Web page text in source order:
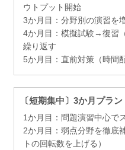
ウトプット開始
3か月目：分野別の演習を
4か月目：模擬試験→復習
繰り返す
5か月目：直前対策（時間
〔短期集中〕3か月プラ
1か月目：問題演習中心で
2か月目：弱点分野を徹底
トの回転数を上げる）